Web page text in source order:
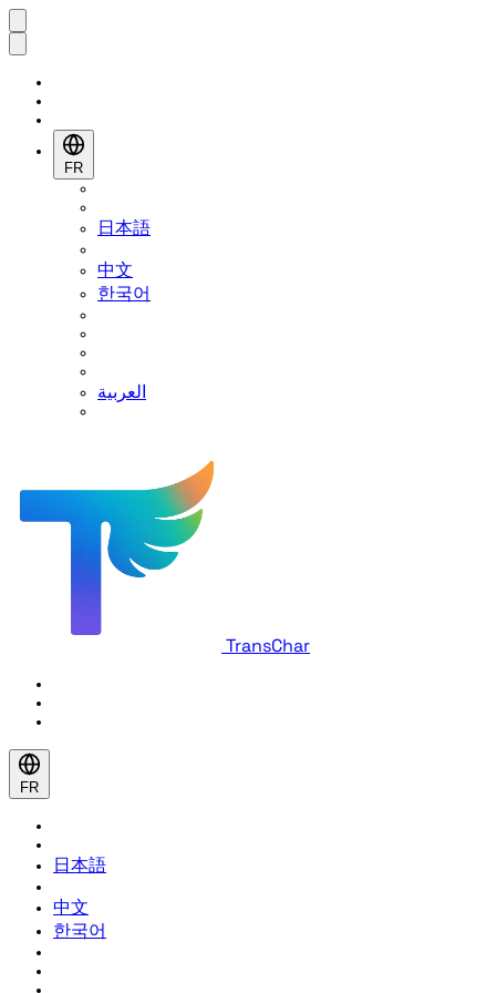
FR
日本語
中文
한국어
العربية
TransChar
FR
日本語
中文
한국어